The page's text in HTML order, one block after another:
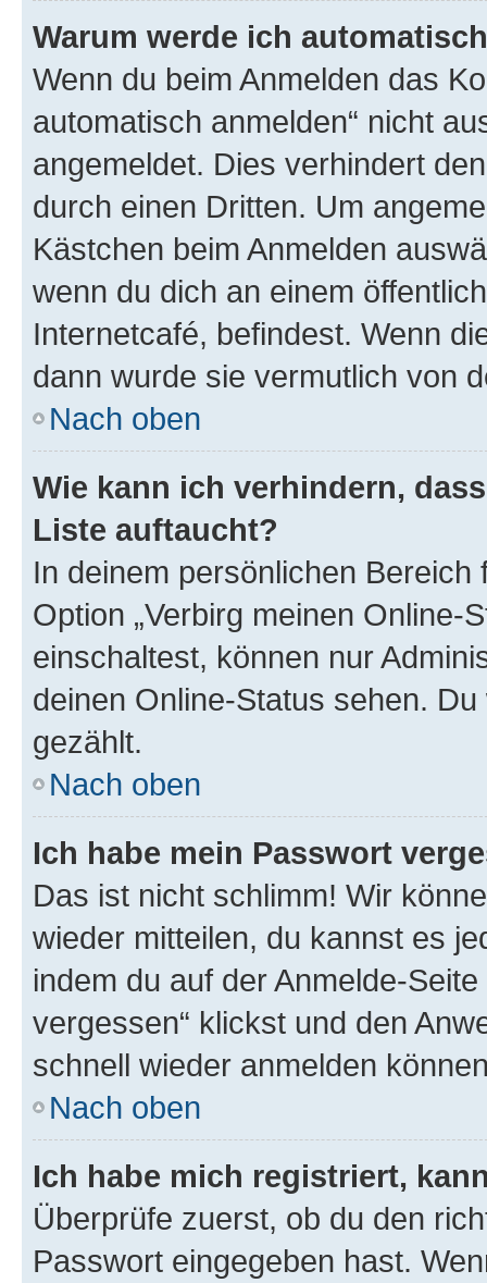
Warum werde ich
Wenn du beim Anmelden das
automatisch anmelden“ nicht
angemeldet. Dies verhindert
durch einen Dritten. Um
Kästchen beim Anmelden
wenn du dich an einem
Internetcafé, befindest. Wenn
dann wurde sie vermutlich von
Nach oben
Wie kann ich verhindern,
Liste auftaucht?
In deinem persönlichen
Option „Verbirg meinen Online-
einschaltest, können nur
deinen Online-Status sehen.
gezählt.
Nach oben
Ich habe mein Passwort
Das ist nicht schlimm! Wir
wieder mitteilen, du kannst es
indem du auf der Anmelde-
vergessen“ klickst und den
schnell wieder anmelden
Nach oben
Ich habe mich registriert,
Überprüfe zuerst, ob du den
Passwort eingegeben hast.